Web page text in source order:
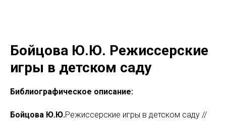
Бойцова Ю.Ю. Режиссерские
игры в детском саду
Библиографическое описание:
Бойцова Ю.Ю.Режиссерские игры в детском саду //